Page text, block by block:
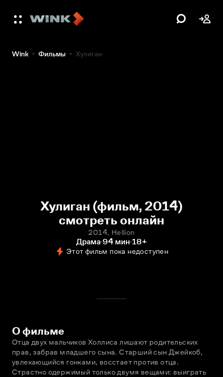
Wink Фильмы Хулиган
Хулиган (фильм, 2014)
смотреть онлайн
2014, Hellion
Драма 94 мин 18+
Этот фильм пока недоступен
О фильме
Отца двух мальчиков Холлиса лишают родительских
прав, забрав младшего сына. Старший сын Джейкоб,
увлекающийся гонками, восстает против отца.
Страстно одержимый только двумя вещами: выиграть